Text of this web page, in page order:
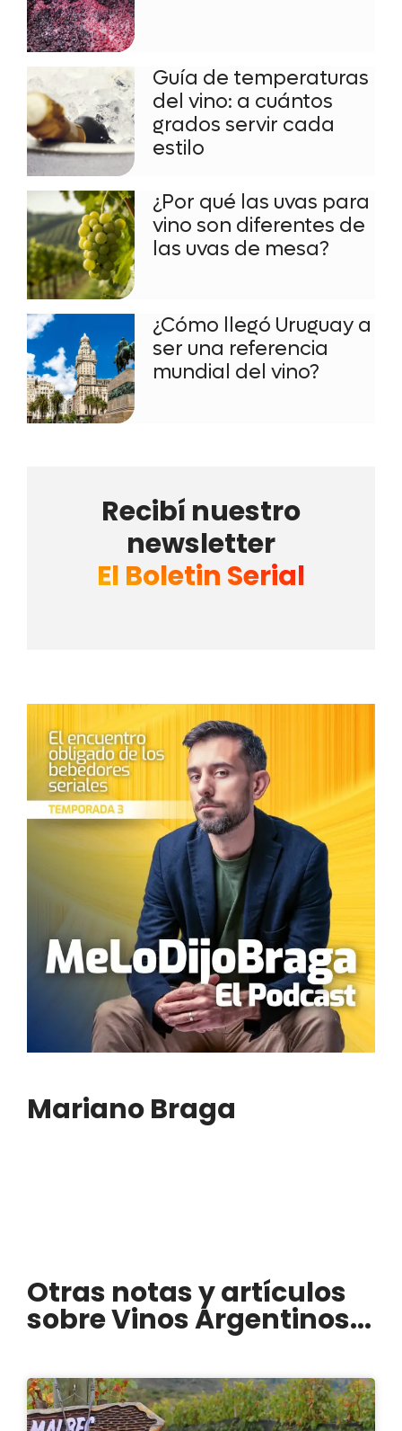
Guía de temperaturas
del vino: a cuántos
grados servir cada
estilo
¿Por qué las uvas para
vino son diferentes de
las uvas de mesa?
¿Cómo llegó Uruguay a
ser una referencia
mundial del vino?
Recibí nuestro
newsletter
El Boletin Serial
Mariano Braga
Otras notas y artículos
sobre Vinos Argentinos...